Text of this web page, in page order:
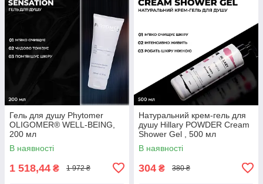
Гель для душу Phytomer
OLIGOMER® WELL-BEING,
200 мл
В наявності
1 518,44 ₴ 1 972 ₴
Натуральний крем-гель для
душу Hillary POWDER Cream
Shower Gel , 500 мл
В наявності
304 ₴ 380 ₴